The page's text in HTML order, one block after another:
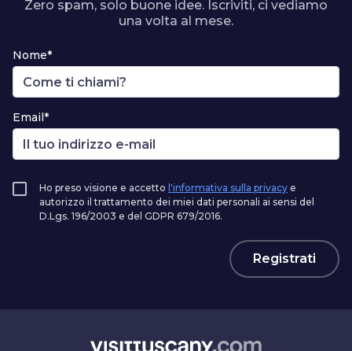
Zero spam, solo buone idee. Iscriviti, ci vediamo
una volta al mese.
Nome*
Email*
Ho preso visione e accetto l'informativa sulla privacy e
autorizzo il trattamento dei miei dati personali ai sensi del
D.Lgs. 196/2003 e del GDPR 679/2016.
Registrati